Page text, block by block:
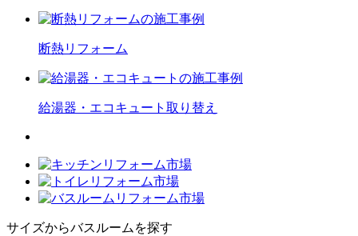
断熱リフォーム
給湯器・エコキュート 取り替え
サイズからバスルームを探す